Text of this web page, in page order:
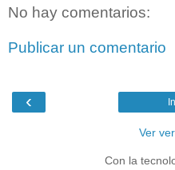
No hay comentarios:
Publicar un comentario
‹
Ver
Con la